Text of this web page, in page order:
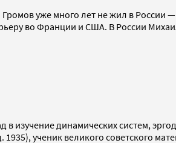
уже много лет не жил в России
во Франции и США. В России
в изучение динамических систем,
ученик великого советского